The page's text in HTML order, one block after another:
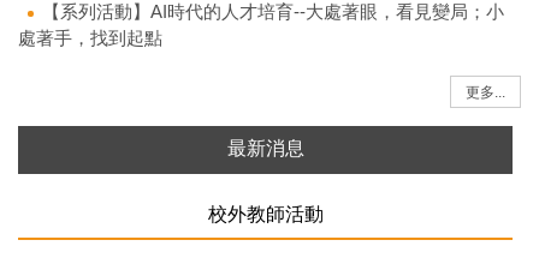
【系列活動】AI時代的人才培育--大處著眼，看見變局；小
處著手，找到起點
更多...
最新消息
校外教師活動